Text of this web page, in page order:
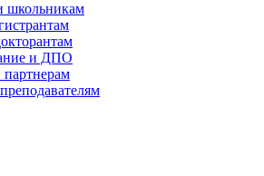
школьникам
и ДПО